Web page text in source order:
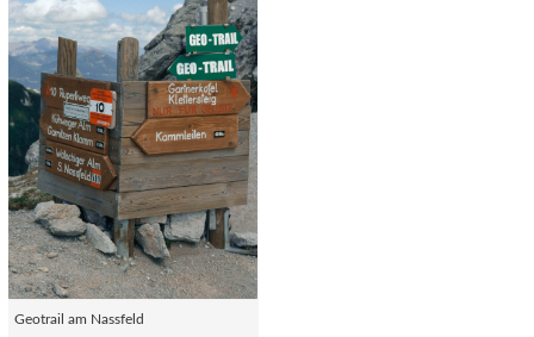
Geotrail am Nassfeld